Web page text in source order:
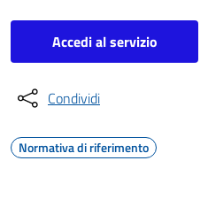
Accedi al servizio
Condividi
Normativa di riferimento